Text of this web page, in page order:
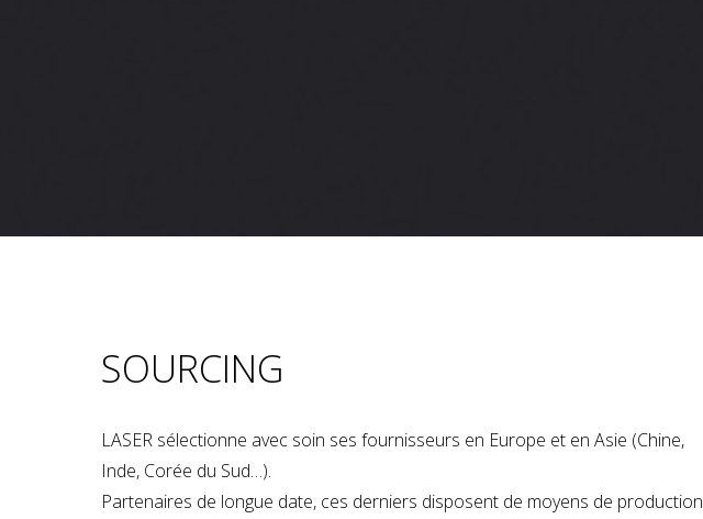
SOURCING
LASER sélectionne avec soin ses fournisseurs en Europe et en Asie (Chine,
Inde, Corée du Sud…).
Partenaires de longue date, ces derniers disposent de moyens de production